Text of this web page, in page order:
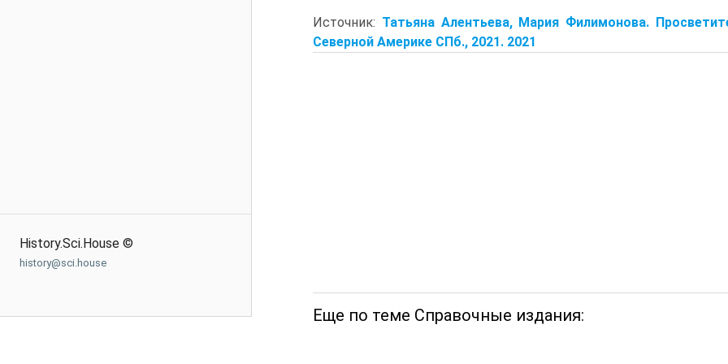
History.Sci.House ©
history@sci.house
Источник: Татьяна Алентьева, Мария Филимонова.
Северной Америке СПб., 2021. 2021
Еще по теме Справочные издания: